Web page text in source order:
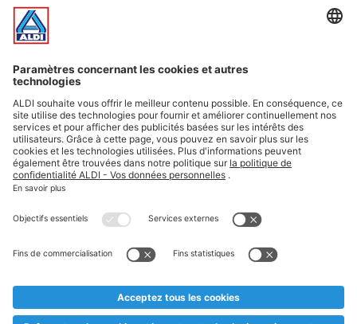
Offres
Infos essentielles
Suivez ALDI Belgique
Textes marqués d'un astérisque et mentions légales
* Nous vendons ces articles temporairement et jusqu'à
au cas où, malgré le planning bien étudié, nous serions
prématurément en rupture de stock. Prix Recupel et TVA incl.
** Sur ce site, l’utilisation de la forme masculine a été adoptée